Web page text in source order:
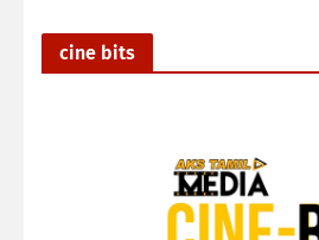
cine bits